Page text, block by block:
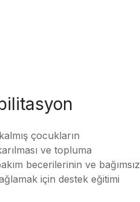
çocukların
ve topluma
becerilerinin ve bağımsız
için destek eğitimi